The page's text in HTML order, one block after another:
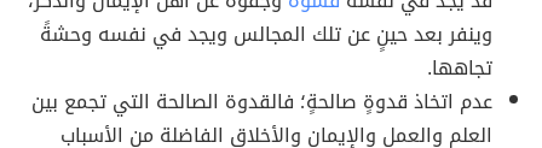
وينفر بعد حينٍ عن تلك المجالس ويجد في نفسه وحشةً
تجاهها.
عدم اتخاذ قدوةٍ صالحةٍ؛ فالقدوة الصالحة التي تجمع بين
العلم والعمل والإيمان والأخلاق الفاضلة من الأسباب